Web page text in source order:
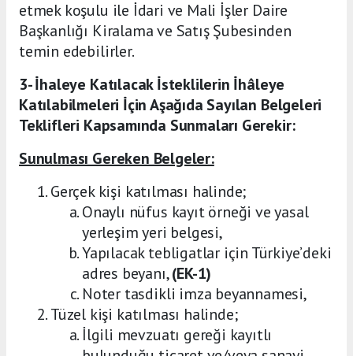
etmek koşulu ile İdari ve Mali İşler Daire
Başkanlığı Kiralama ve Satış Şubesinden
temin edebilirler.
3- İhaleye Katılacak İsteklilerin İhâleye
Katılabilmeleri İçin Aşağıda Sayılan Belgeleri
Teklifleri Kapsamında Sunmaları Gerekir:
Sunulması Gereken Belgeler:
Gerçek kişi katılması halinde;
Onaylı nüfus kayıt örneği ve yasal
yerleşim yeri belgesi,
Yapılacak tebligatlar için Türkiye’deki
adres beyanı,(EK-1)
Noter tasdikli imza beyannamesi,
Tüzel kişi katılması halinde;
İlgili mevzuatı gereği kayıtlı